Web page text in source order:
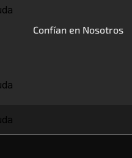
Confían en Nosotros